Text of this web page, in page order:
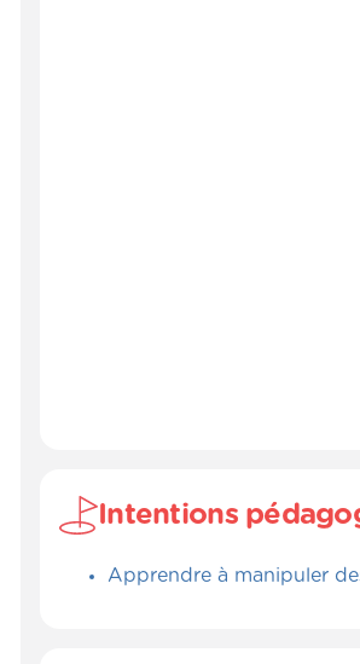
Intentions
Apprendre à manipuler